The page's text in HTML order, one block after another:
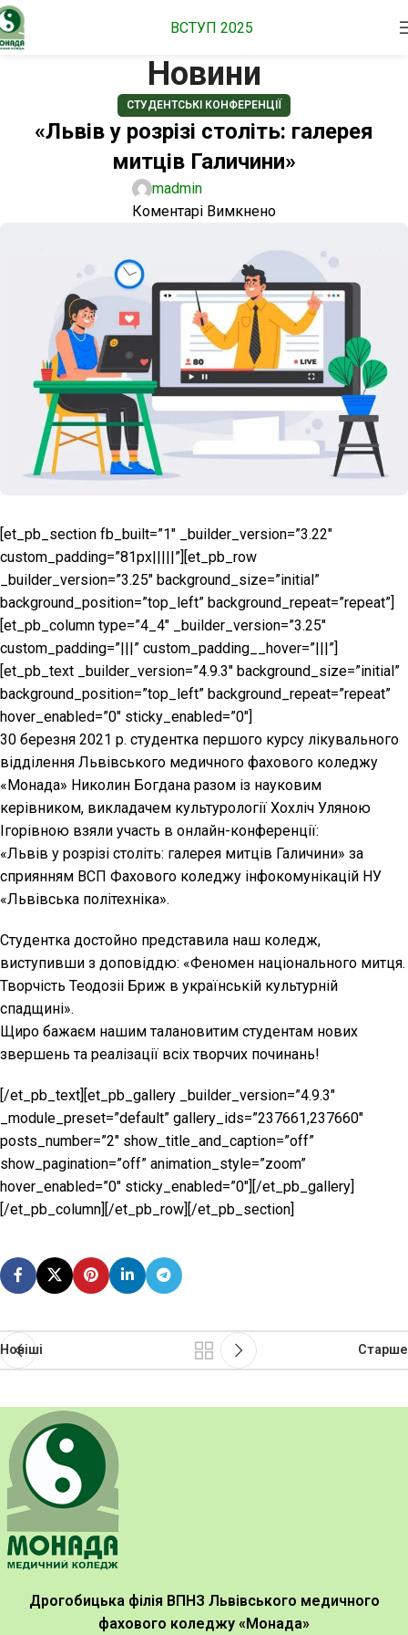
ВСТУП 2025
Новини
СТУДЕНТСЬКІ КОНФЕРЕНЦІЇ
«Львів у розрізі століть: галерея
митців Галичини»
madmin
Коментарі Вимкнено
[et_pb_section fb_built=”1″ _builder_version=”3.22″
custom_padding=”81px|||||”][et_pb_row
_builder_version=”3.25″ background_size=”initial”
background_position=”top_left” background_repeat=”repeat”]
[et_pb_column type=”4_4″ _builder_version=”3.25″
custom_padding=”|||” custom_padding__hover=”|||”]
[et_pb_text _builder_version=”4.9.3″ background_size=”initial”
background_position=”top_left” background_repeat=”repeat”
hover_enabled=”0″ sticky_enabled=”0″]
30 березня 2021 р. студентка першого курсу лікувального
відділення Львівського медичного фахового коледжу
«Монада» Николин Богдана разом із науковим
керівником, викладачем культурології Хохліч Уляною
Ігорівною взяли участь в онлайн-конференції:
«Львів у розрізі століть: галерея митців Галичини» за
сприянням ВСП Фахового коледжу інфокомунікацій НУ
«Львівська політехніка».
Студентка достойно представила наш коледж,
виступивши з доповіддю: «Феномен національного митця.
Творчість Теодозіі Бриж в українській культурній
спадщині».
Щиро бажаєм нашим талановитим студентам нових
звершень та реалізації всіх творчих починань!
[/et_pb_text][et_pb_gallery _builder_version=”4.9.3″
_module_preset=”default” gallery_ids=”237661,237660″
posts_number=”2″ show_title_and_caption=”off”
show_pagination=”off” animation_style=”zoom”
hover_enabled=”0″ sticky_enabled=”0″][/et_pb_gallery]
[/et_pb_column][/et_pb_row][/et_pb_section]
Новіші Старше
Дрогобицька філія ВПНЗ Львівського медичного
фахового коледжу «Монада»